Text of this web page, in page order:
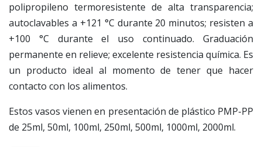
polipropileno termoresistente de alta transparencia;
autoclavables a +121 °C durante 20 minutos; resisten a
+100 °C durante el uso continuado. Graduación
permanente en relieve; excelente resistencia química. Es
un producto ideal al momento de tener que hacer
contacto con los alimentos.
Estos vasos vienen en presentación de plástico PMP-PP
de 25ml, 50ml, 100ml, 250ml, 500ml, 1000ml, 2000ml.